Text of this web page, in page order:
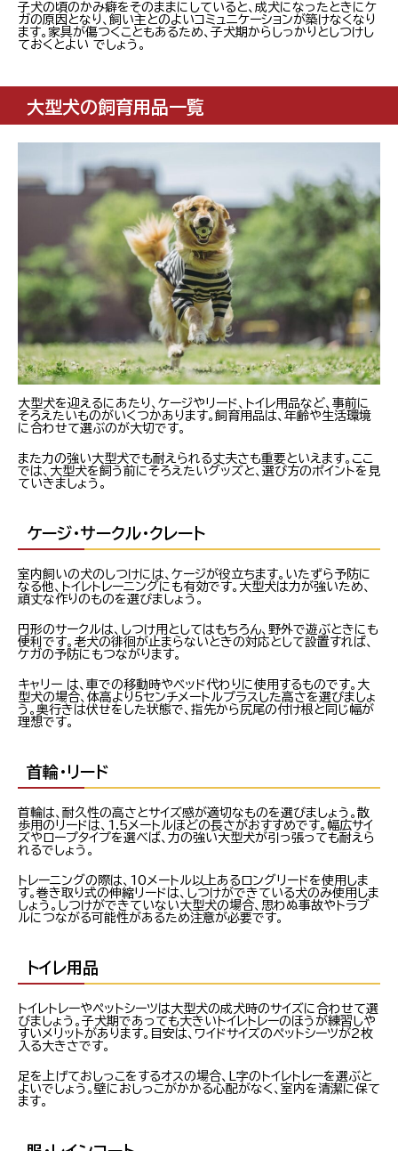
子犬の頃のかみ癖をそのままにしていると、成犬になったときにケ
ガの原因となり、飼い主とのよいコミュニケーションが築けなくなり
ます。家具が傷つくこともあるため、子犬期からしっかりとしつけし
ておくとよい でしょう。
大型犬の飼育用品一覧
大型犬を迎えるにあたり、ケージやリード、トイレ用品など、事前に
そろえたいものがいくつかあります。飼育用品は、年齢や生活環境
に合わせて選ぶのが大切です。
また力の強い大型犬でも耐えられる丈夫さも重要といえます。ここ
では、大型犬を飼う前にそろえたいグッズと、選び方のポイントを見
ていきましょう。
ケージ・サークル・クレート
室内飼いの犬のしつけには、ケージが役立ちます。いたずら予防に
なる他、トイレトレーニングにも有効です。大型犬は力が強いため、
頑丈な作りのものを選びましょう。
円形のサークルは、しつけ用としてはもちろん、野外で遊ぶときにも
便利です。老犬の徘徊が止まらないときの対応として設置すれば、
ケガの予防にもつながります。
キャリー は、車での移動時やベッド代わりに使用するものです。大
型犬の場合、体高より5センチメートルプラスした高さを選びましょ
う。奥行きは伏せをした状態で、指先から尻尾の付け根と同じ幅が
理想です。
首輪・リード
首輪は、耐久性の高さとサイズ感が適切なものを選びましょう。散
歩用のリードは、1.5メートルほどの長さがおすすめです。幅広サイ
ズやロープタイプを選べば、力の強い大型犬が引っ張っても耐えら
れるでしょう。
トレーニングの際は、10メートル以上あるロングリードを使用しま
す。巻き取り式の伸縮リードは、しつけができている犬のみ使用しま
しょう。しつけができていない大型犬の場合、思わぬ事故やトラブ
ルにつながる可能性があるため注意が必要です。
トイレ用品
トイレトレーやペットシーツは大型犬の成犬時のサイズに合わせて選
びましょう。子犬期であっても大きいトイレトレーのほうが練習しや
すいメリットがあります。目安は、ワイドサイズのペットシーツが2枚
入る大きさです。
足を上げておしっこをするオスの場合、L字のトイレトレーを選ぶと
よいでしょう。壁におしっこがかかる心配がなく、室内を清潔に保て
ます。